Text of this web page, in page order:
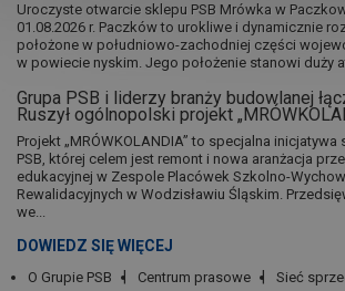
Uroczyste otwarcie sklepu PSB Mrówka w
01.08.2026 r. Paczków to urokliwe i dynamicznie
położone w południowo-zachodniej części
w powiecie nyskim. Jego położenie stanowi duży
Grupa PSB i liderzy branży budowlanej
Ruszył ogólnopolski projekt
Projekt „MRÓWKOLANDIA” to specjalna inicjatywa
PSB, której celem jest remont i nowa aranżacja
edukacyjnej w Zespole Placówek Szkolno-
Rewalidacyjnych w Wodzisławiu Śląskim.
we...
DOWIEDZ SIĘ WIĘCEJ
O Grupie PSB Centrum prasowe Sieć